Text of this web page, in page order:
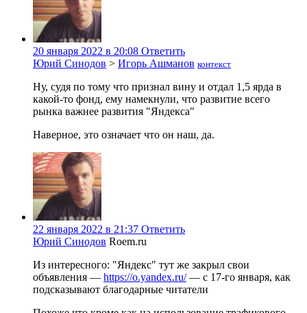
20 января 2022 в 20:08 Ответить
Юрий Синодов > Игорь Ашманов контекст
Ну, судя по тому что признал вину и отдал 1,5 ярда в
какой-то фонд, ему намекнули, что развитие всего
рынка важнее развития "Яндекса"
Наверное, это означает что он наш, да.
22 января 2022 в 21:37 Ответить
Юрий Синодов Roem.ru
Из интересного: "Яндекс" тут же закрыл свои
объявления — https://o.yandex.ru/— с 17-го января, как
подсказывают благодарные читатели